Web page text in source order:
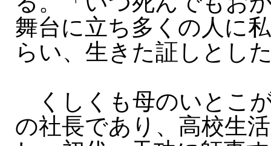
舞台に立ち多くの人に
らい、生きた証しとし
くしくも母のいとこ
の社長であり、高校生